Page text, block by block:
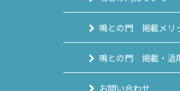
鳴との門 掲載メリ
鳴との門 掲載・活
お問い合わせ